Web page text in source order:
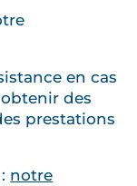
en cas
des
prestations
notre